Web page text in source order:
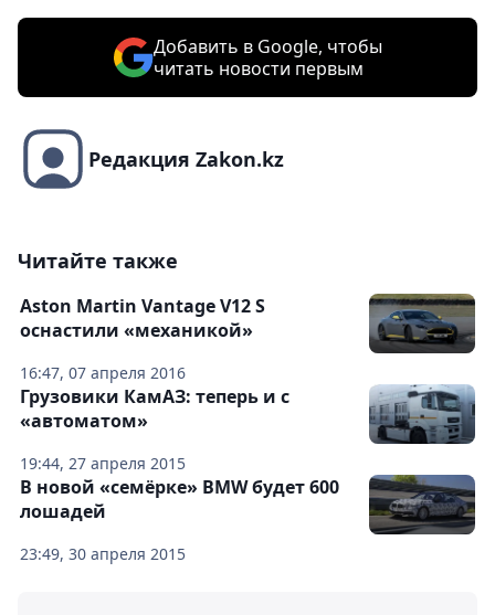
Добавить в Google, чтобы
читать новости первым
Редакция Zakon.kz
Читайте также
16:47, 07 апреля 2016
Aston Martin Vantage V12 S
оснастили «механикой»
19:44, 27 апреля 2015
Грузовики КамАЗ: теперь и с
«автоматом»
23:49, 30 апреля 2015
В новой «семёрке» BMW будет 600
лошадей